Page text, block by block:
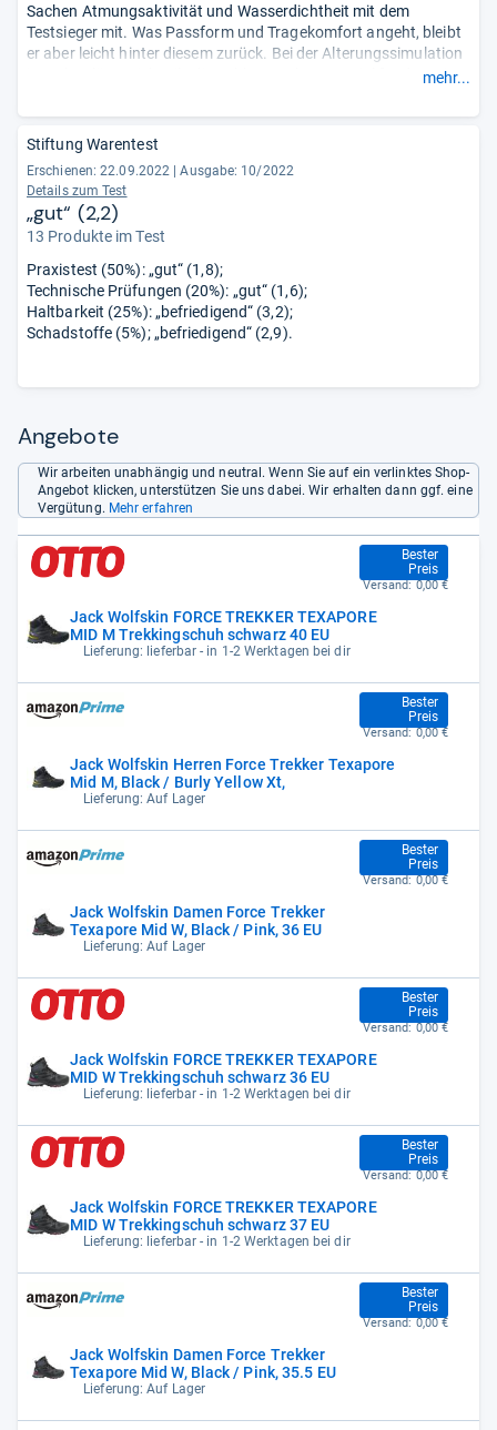
Sachen Atmungsaktivität und Wasserdichtheit mit dem
Testsieger mit. Was Passform und Tragekomfort angeht, bleibt
er aber leicht hinter diesem zurück. Bei der Alterungssimulation
im Labor löste sich teils die Sohle. Im Obermaterial fanden wir
mehr...
Stiftung Warentest
Erschienen: 22.09.2022 | Ausgabe: 10/2022
Details zum Test
„gut“ (2,2)
13 Produkte im Test
Praxistest (50%): „gut“ (1,8);
Technische Prüfungen (20%): „gut“ (1,6);
Haltbarkeit (25%): „befriedigend“ (3,2);
Schadstoffe (5%); „befriedigend“ (2,9).
Angebote
Wir arbeiten unabhängig und neutral. Wenn Sie auf ein verlinktes Shop-
Angebot klicken, unterstützen Sie uns dabei. Wir erhalten dann ggf. eine
Vergütung. Mehr erfahren
Jack Wolfskin FORCE TREKKER TEXAPORE
MID M Trekkingschuh schwarz 40 EU
Lieferung: lieferbar - in 1-2 Werktagen bei dir
Bester
Preis
104,99 €
Versand: 0,00 €
Jack Wolfskin Herren Force Trekker Texapore
Mid M, Black / Burly Yellow Xt,
Lieferung: Auf Lager
Bester
Preis
104,99 €
Versand: 0,00 €
Jack Wolfskin Damen Force Trekker
Texapore Mid W, Black / Pink, 36 EU
Lieferung: Auf Lager
Bester
Preis
104,99 €
Versand: 0,00 €
Jack Wolfskin FORCE TREKKER TEXAPORE
MID W Trekkingschuh schwarz 36 EU
Lieferung: lieferbar - in 1-2 Werktagen bei dir
Bester
Preis
104,99 €
Versand: 0,00 €
Jack Wolfskin FORCE TREKKER TEXAPORE
MID W Trekkingschuh schwarz 37 EU
Lieferung: lieferbar - in 1-2 Werktagen bei dir
Bester
Preis
104,99 €
Versand: 0,00 €
Jack Wolfskin Damen Force Trekker
Texapore Mid W, Black / Pink, 35.5 EU
Lieferung: Auf Lager
Bester
Preis
104,99 €
Versand: 0,00 €